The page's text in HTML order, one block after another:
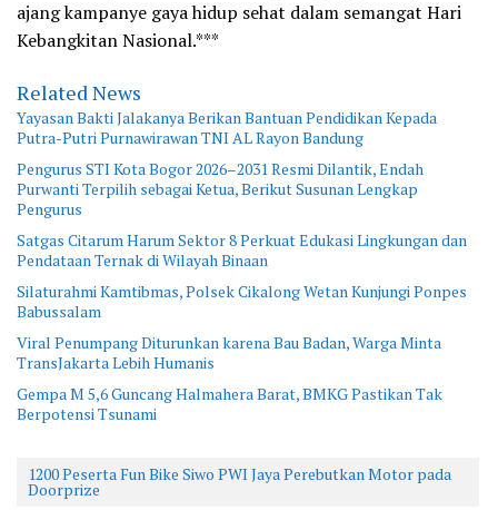
ajang kampanye gaya hidup sehat dalam semangat Hari
Kebangkitan Nasional.***
Related News
Yayasan Bakti Jalakanya Berikan Bantuan Pendidikan Kepada
Putra-Putri Purnawirawan TNI AL Rayon Bandung
Pengurus STI Kota Bogor 2026–2031 Resmi Dilantik, Endah
Purwanti Terpilih sebagai Ketua, Berikut Susunan Lengkap
Pengurus
Satgas Citarum Harum Sektor 8 Perkuat Edukasi Lingkungan dan
Pendataan Ternak di Wilayah Binaan
Silaturahmi Kamtibmas, Polsek Cikalong Wetan Kunjungi Ponpes
Babussalam
Viral Penumpang Diturunkan karena Bau Badan, Warga Minta
TransJakarta Lebih Humanis
Gempa M 5,6 Guncang Halmahera Barat, BMKG Pastikan Tak
Berpotensi Tsunami
1200 Peserta Fun Bike Siwo PWI Jaya Perebutkan Motor pada
Doorprize